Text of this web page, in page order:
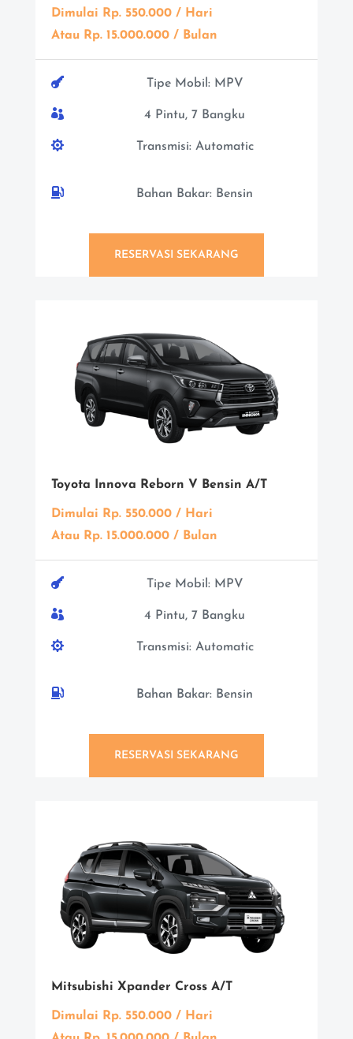
Dimulai Rp. 550.000 / Hari
Atau Rp. 15.000.000 / Bulan
 Tipe Mobil: MPV
 4 Pintu, 7 Bangku
 Transmisi: Automatic
 Bahan Bakar: Bensin
RESERVASI SEKARANG
Toyota Innova Reborn V Bensin A/T
Dimulai Rp. 550.000 / Hari
Atau Rp. 15.000.000 / Bulan
 Tipe Mobil: MPV
 4 Pintu, 7 Bangku
 Transmisi: Automatic
 Bahan Bakar: Bensin
RESERVASI SEKARANG
Mitsubishi Xpander Cross A/T
Dimulai Rp. 550.000 / Hari